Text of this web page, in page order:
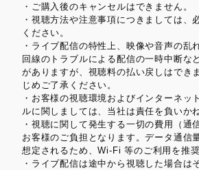
・ご購入後のキャンセルはできません。
・視聴方法や注意事項につきましては、
ください。
・ライブ配信の特性上、映像や音声の乱
回線のトラブルによる配信の一時中断な
がありますが、視聴料の払い戻しはでき
じめご了承ください。
・お客様の視聴環境およびインターネッ
ルに関しましては、当社は責任を負いか
・視聴に関して発生する一切の費用（通
お客様のご負担となります。データ通信
想定されるため、Wi-Fi 等のご利用を推奨
・ライブ配信は途中から視聴した場合は